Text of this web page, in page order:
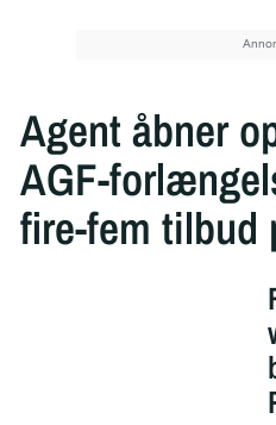
Agent åbner
AGF-
fire-fem tilbud